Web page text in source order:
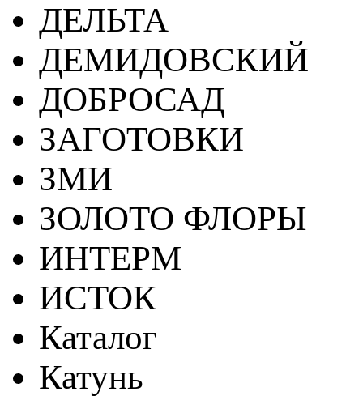
ДЕЛЬТА
ДЕМИДОВСКИЙ
ДОБРОСАД
ЗАГОТОВКИ
ЗМИ
ЗОЛОТО ФЛОРЫ
ИНТЕРМ
ИСТОК
Каталог
Катунь